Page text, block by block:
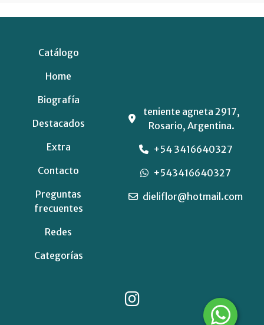
Catálogo
Home
Biografía
Destacados
Extra
Contacto
Preguntas
frecuentes
Redes
Categorías
teniente agneta 2917,
Rosario, Argentina.
+54 3416640327
+543416640327
dieliflor@hotmail.com